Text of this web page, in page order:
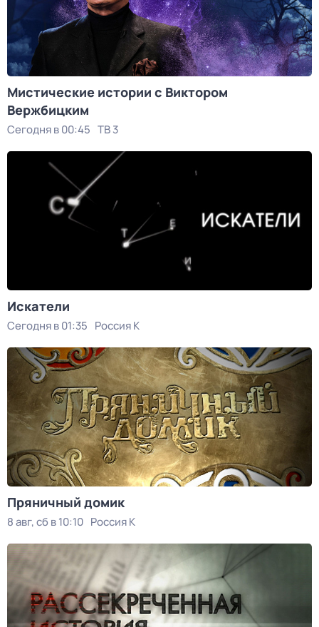
Мистические истории с Виктoром
Bержбицким
Сегодня в 00:45 ТВ 3
Искатели
Сегодня в 01:35 Россия К
Пряничный домик
8 авг, сб в 10:10 Россия К